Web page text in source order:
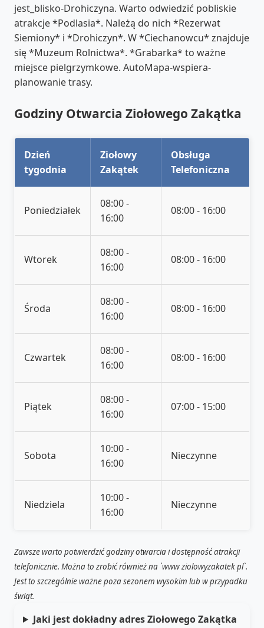
jest_blisko-Drohiczyna. Warto odwiedzić pobliskie
atrakcje *Podlasia*. Należą do nich *Rezerwat
Siemiony* i *Drohiczyn*. W *Ciechanowcu* znajduje
się *Muzeum Rolnictwa*. *Grabarka* to ważne
miejsce pielgrzymkowe. AutoMapa-wspiera-
planowanie trasy.
Godziny Otwarcia Ziołowego Zakątka
Dzień
tygodnia
Ziołowy
Zakątek
Obsługa
Telefoniczna
Poniedziałek
08:00 -
16:00
08:00 - 16:00
Wtorek
08:00 -
16:00
08:00 - 16:00
Środa
08:00 -
16:00
08:00 - 16:00
Czwartek
08:00 -
16:00
08:00 - 16:00
Piątek
08:00 -
16:00
07:00 - 15:00
Sobota
10:00 -
16:00
Nieczynne
Niedziela
10:00 -
16:00
Nieczynne
Zawsze warto potwierdzić godziny otwarcia i dostępność atrakcji
telefonicznie. Można to zrobić również na `www ziolowyzakatek pl`.
Jest to szczególnie ważne poza sezonem wysokim lub w przypadku
świąt.
Jaki jest dokładny adres Ziołowego Zakątka